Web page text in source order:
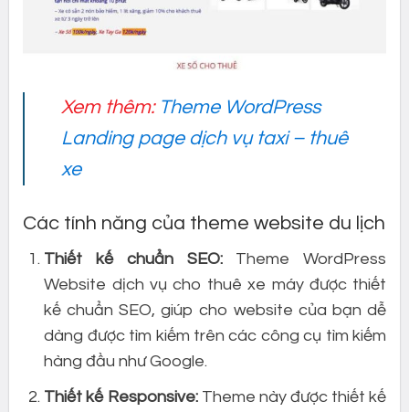
Xem thêm: Theme WordPress
Landing page dịch vụ taxi – thuê
xe
Các tính năng của theme website du lịch
Thiết kế chuẩn SEO:Theme WordPress
Website dịch vụ cho thuê xe máy được thiết
kế chuẩn SEO, giúp cho website của bạn dễ
dàng được tìm kiếm trên các công cụ tìm kiếm
hàng đầu như Google.
Thiết kế Responsive:Theme này được thiết kế